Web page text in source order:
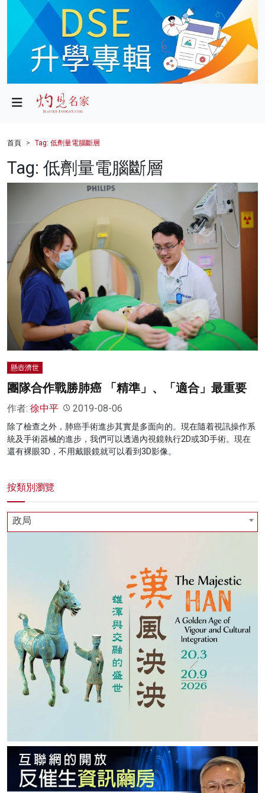
政局
財經
健康
科技
影片
名家榜
灼見活動
關於我們
首頁 Tag: 低劑量電腦斷層
Tag: 低劑量電腦斷層
懸壺濟世
團隊合作戰勝肺癌 「精準」、「適合」最重要
作者: 徐中平 2019-08-06
除了檢查之外，肺癌手術進步其實是多面向的。現在隨着視訊操作系
統及手術器械的進步，我們可以透過內視鏡執行2D或3D手術。現在
還有裸眼3D，不用戴眼鏡就可以看到3D影像。
按類別瀏覽
政局